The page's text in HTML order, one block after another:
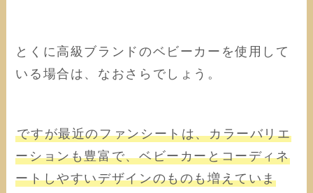
とくに高級ブランドのベビーカーを使用して
いる場合は、なおさらでしょう。
ですが最近のファンシートは、カラーバリエ
ーションも豊富で、ベビーカーとコーディネ
ートしやすいデザインのものも増えていま